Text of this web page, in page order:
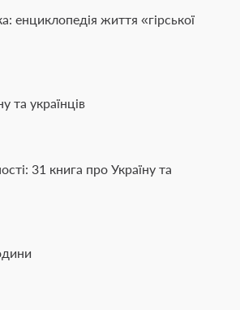
енциклопедія життя «гірської
та українців
31 книга про Україну та